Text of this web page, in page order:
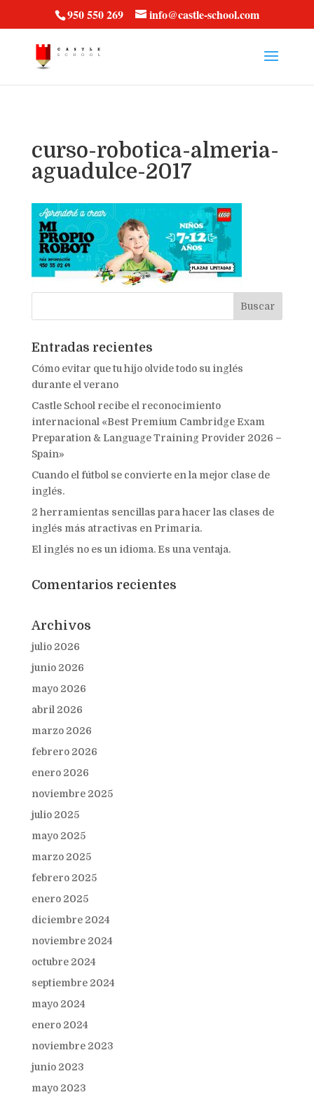
950 550 269 info@castle-school.com
curso-robotica-almeria-
aguadulce-2017
Entradas recientes
Cómo evitar que tu hijo olvide todo su inglés
durante el verano
Castle School recibe el reconocimiento
internacional «Best Premium Cambridge Exam
Preparation & Language Training Provider 2026 –
Spain»
Cuando el fútbol se convierte en la mejor clase de
inglés.
2 herramientas sencillas para hacer las clases de
inglés más atractivas en Primaria.
El inglés no es un idioma. Es una ventaja.
Comentarios recientes
Archivos
julio 2026
junio 2026
mayo 2026
abril 2026
marzo 2026
febrero 2026
enero 2026
noviembre 2025
julio 2025
mayo 2025
marzo 2025
febrero 2025
enero 2025
diciembre 2024
noviembre 2024
octubre 2024
septiembre 2024
mayo 2024
enero 2024
noviembre 2023
junio 2023
mayo 2023